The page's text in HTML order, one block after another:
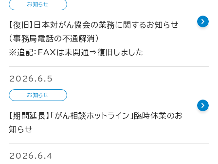
お知らせ
【復旧】日本対がん協会の業務に関するお知らせ
（事務局電話の不通解消）
※追記：FAXは未開通⇒復旧しました
2026.6.5
お知らせ
【期間延長】「がん相談ホットライン」臨時休業のお
知らせ
2026.6.4